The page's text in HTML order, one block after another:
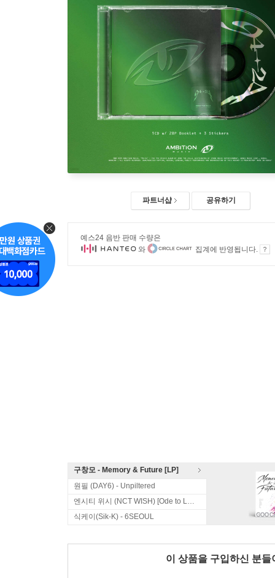
파트너샵 공유하기
예스24 음반 판매 수량은
와
집계에 반영됩니다.
구창모 - Memory & Future [LP]
원필 (DAY6) - Unpiltered
엔시티 위시 (NCT WISH) [Ode to Love]
식케이(Sik-K) - 6SEOUL
이 상품을 구입하신 분